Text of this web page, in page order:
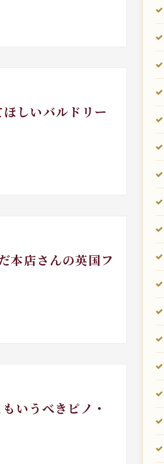
ほしいバルドリー
本店さんの英国フ
いうべきピノ・